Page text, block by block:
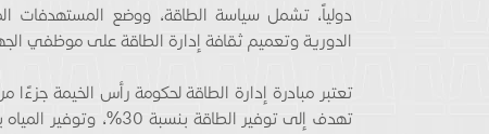
دولياً، تشمل سياسة الطاقة، ووضع المستهدفات
الدورية وتعميم ثقافة إدارة الطاقة على موظفي